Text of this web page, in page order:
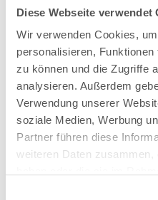
Diese Webseite verwendet
Wir verwenden Cookies,
personalisieren,
zu können und die Zugriffe
analysieren. Außerdem
Verwendung unserer
soziale Medien, Werbung
Partner führen diese
weiteren Daten zusammen,
39,99 € *
(-29,83%
UVP: 56,99 € *
inkl. gesetzlicher MwSt.zzgl.
Lieferung in ca. 1-3
Standrohr Ø 50 mm mit
Sandfilterbehälter Plus/Pro/Pro